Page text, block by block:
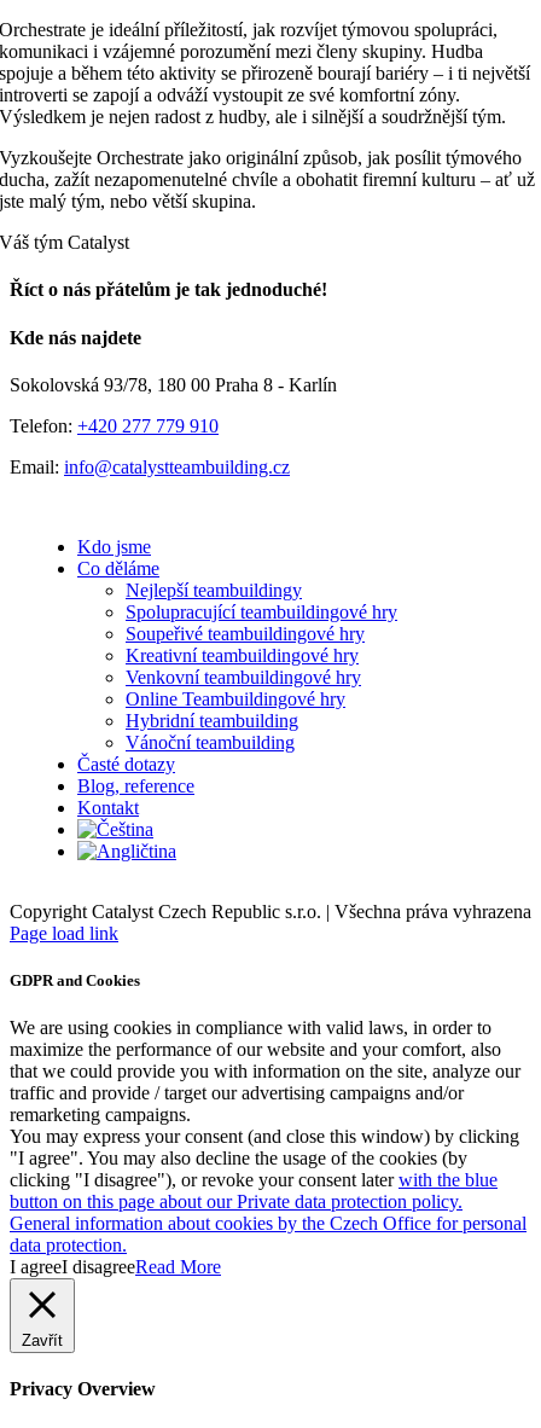
Orchestrate je ideální příležitostí, jak rozvíjet týmovou spolupráci,
komunikaci i vzájemné porozumění mezi členy skupiny. Hudba
spojuje a během této aktivity se přirozeně bourají bariéry – i ti největší
introverti se zapojí a odváží vystoupit ze své komfortní zóny.
Výsledkem je nejen radost z hudby, ale i silnější a soudržnější tým.
Vyzkoušejte Orchestrate jako originální způsob, jak posílit týmového
ducha, zažít nezapomenutelné chvíle a obohatit firemní kulturu – ať už
jste malý tým, nebo větší skupina.
Váš tým Catalyst
Říct o nás přátelům je tak jednoduché!
Facebook
E-
Kde nás najdete
Sokolovská 93/78, 180 00 Praha 8 - Karlín
Telefon: +420 277 779 910
Email: info@catalystteambuilding.cz
Kdo jsme
Co děláme
Nejlepší teambuildingy
Spolupracující teambuildingové hry
Soupeřivé teambuildingové hry
Kreativní teambuildingové hry
Venkovní teambuildingové hry
Online Teambuildingové hry
Hybridní teambuilding
Vánoční teambuilding
Časté dotazy
Blog, reference
Kontakt
Copyright Catalyst Czech Republic s.r.o. | Všechna práva vyhrazena
Facebook
Instagram
Page load link
GDPR and Cookies
We are using cookies in compliance with valid laws, in order to
maximize the performance of our website and your comfort, also
that we could provide you with information on the site, analyze our
traffic and provide / target our advertising campaigns and/or
remarketing campaigns.
You may express your consent (and close this window) by clicking
"I agree". You may also decline the usage of the cookies (by
clicking "I disagree"), or revoke your consent laterwith the blue
button on this page about our Private data protection policy.
General information about cookies by the Czech Office for personal
data protection.
I agreeI disagreeRead More
Zavřít
Privacy Overview